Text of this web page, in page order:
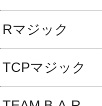
Rマジック
TCPマジック